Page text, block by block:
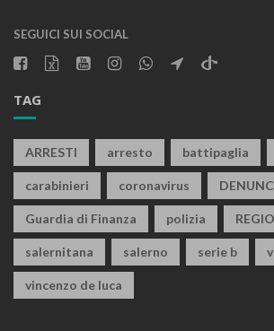
SEGUICI SUI SOCIAL
TAG
ARRESTI arresto battipaglia
carabinieri coronavirus
Guardia di Finanza polizia
salernitana salerno serie b
vincenzo de luca